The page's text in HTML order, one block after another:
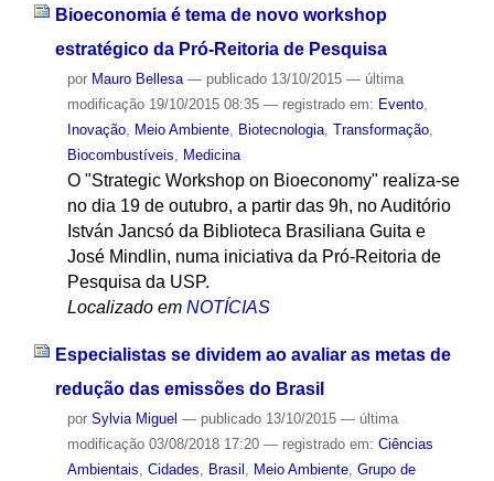
Bioeconomia é tema de novo workshop
estratégico da Pró-Reitoria de Pesquisa
por Mauro Bellesa — publicado13/10/2015 — última
modificação19/10/2015 08:35 — registrado em: Evento,
Inovação, Meio Ambiente, Biotecnologia, Transformação,
Biocombustíveis, Medicina
O "Strategic Workshop on Bioeconomy" realiza-se
no dia 19 de outubro, a partir das 9h, no Auditório
István Jancsó da Biblioteca Brasiliana Guita e
José Mindlin, numa iniciativa da Pró-Reitoria de
Pesquisa da USP.
Localizado em NOTÍCIAS
Especialistas se dividem ao avaliar as metas de
redução das emissões do Brasil
por Sylvia Miguel — publicado13/10/2015 — última
modificação03/08/2018 17:20 — registrado em: Ciências
Ambientais, Cidades, Brasil , Meio Ambiente, Grupo de